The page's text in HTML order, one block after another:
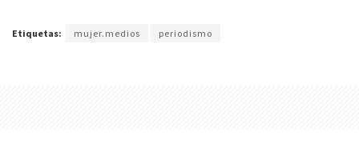
Etiquetas: mujer.medios periodismo